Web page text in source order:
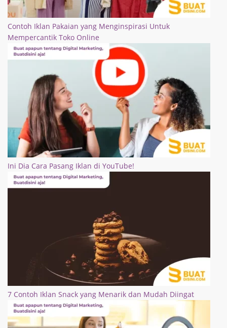
Contoh Iklan Pakaian yang Menginspirasi Untuk
Mempercantik Toko Online
Ini Dia Cara Pasang Iklan di YouTube!
7 Contoh Iklan Snack yang Menarik dan Mudah Diingat